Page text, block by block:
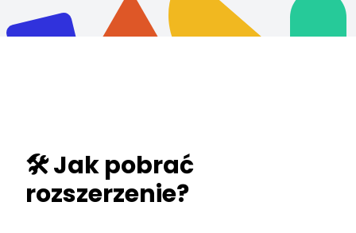
🛠️ Jak pobrać
rozszerzenie?